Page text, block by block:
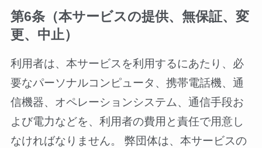
第6条（本サービスの提供、無保証、変
更、中止）
利用者は、本サービスを利用するにあたり、必
要なパーソナルコンピュータ、携帯電話機、通
信機器、オペレーションシステム、通信手段お
よび電力などを、利用者の費用と責任で用意し
なければなりません。 弊団体は、本サービスの